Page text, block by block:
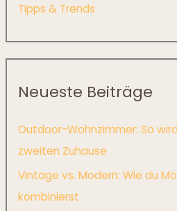
Tipps & Trends
Neueste Beiträge
Outdoor-Wohnzimmer: So
zweiten Zuhause
Vintage vs. Modern: Wie du
kombinierst